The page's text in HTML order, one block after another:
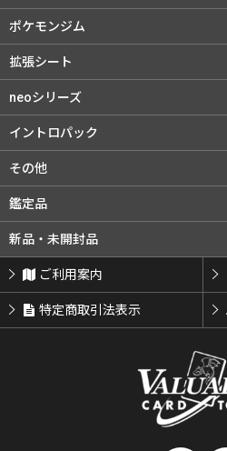
ご利用案内
特定商取引法表示
旧裏シリーズ (全商品)
第1弾（★）
第3弾 化石の秘密
ポケモンジム
ポケモンジム (全商品)
第1弾 カスミ
第2弾 エリカ
闇からの挑戦
拡張シート
拡張シート (全商品)
第2弾 赤版
neoシリーズ
neoシリーズ (全商品)
第2弾 遺跡をこえて...
第4弾 闇、そして光へ...
プレミアムファイル3
イントロパック
イントロパック (全商品)
ゼニガメデッキ
チコリータデッキ
その他
その他 (全商品)
サザンアイランド
鑑定品
鑑定品 (全商品)
ARS鑑定品
新品・未開封品
新品・未開封品 (全商品)
サプライ類等